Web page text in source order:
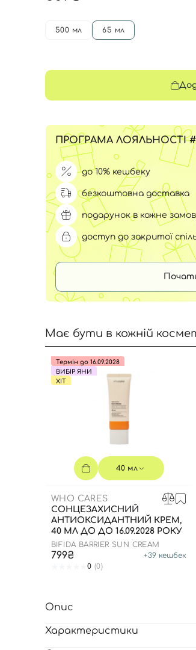
500 мл 65 мл
ПРОГРАМА ЛОЯЛЬНОСТІ
до 10% кешбеку
безкоштовна доставка
подарунок в кожне
доступ до закритої
Має бути в кожній
Термін до 16.09.2028
ВИБІР ЯНИ
ХІТ
40 мл
WHO CARES
СОНЦЕЗАХИСНИЙ
АНТИОКСИДАНТНИЙ КРЕМ,
40 МЛ ДО ДО 16.09.2028 РОКУ
BIFIDA BARRIER SUN CREAM
799₴ +39 кешбек
0 (0)
Опис
Характеристики